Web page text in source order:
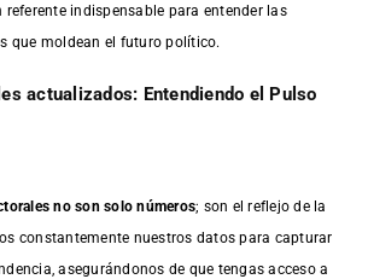
indispensable para entender las
que moldean el futuro político.
actualizados: Entendiendo el Pulso
no son solo números; son el reflejo de la
constantemente nuestros datos para capturar
asegurándonos de que tengas acceso a